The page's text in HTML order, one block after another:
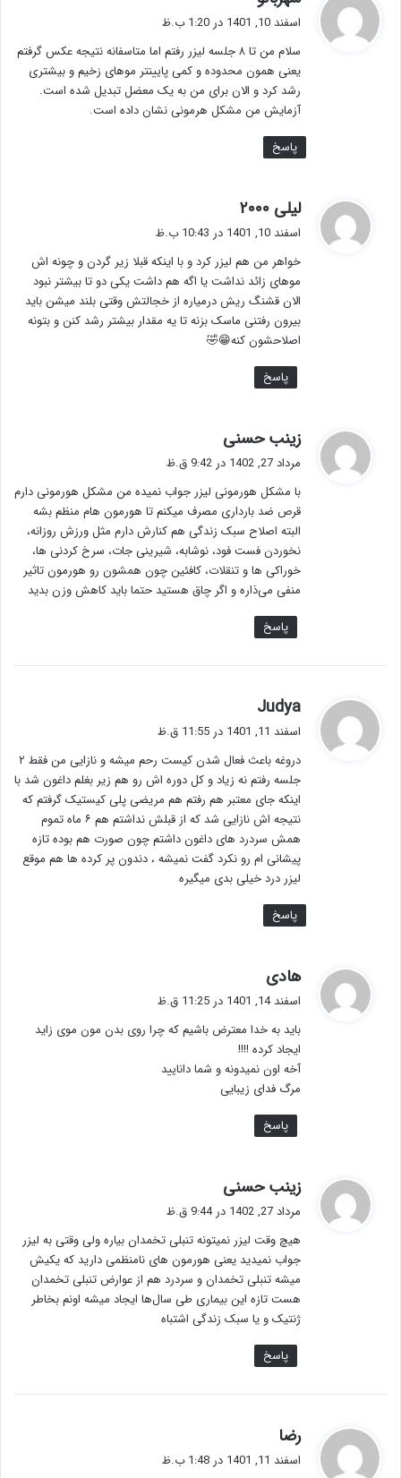
:
اسفند 10, 1401 در 1:20 ب.ظ
سلام من تا ۸ جلسه لیزر رفتم اما متاسفانه نتیجه عکس گرفتم
یعنی همون محدوده و کمی پایینتر موهای زخیم و بیشتری
رشد کرد و الان برای من به یک معضل تبدیل شده است.
آزمایش من مشکل هرمونی نشان داده است.
پاسخ
لیلی ۲۰۰۰
ف
:
اسفند 10, 1401 در 10:43 ب.ظ
خواهر من هم لیزر کرد و با اینکه قبلا زیر گردن و چونه اش
موهای زائد نداشت یا اگه هم داشت یکی دو تا بیشتر نبود
الان قشنگ ریش درمیاره از خجالتش وقتی بلند میشن باید
بیرون رفتنی ماسک بزنه تا یه مقدار بیشتر رشد کنن و بتونه
اصلاحشون کنه😁🤣
پاسخ
زینب حسنی
ت
:
مرداد 27, 1402 در 9:42 ق.ظ
با مشکل هورمونی لیزر جواب نمیده من مشکل هورمونی دارم
قرص ضد بارداری مصرف میکنم تا هورمون هام منظم بشه
البته اصلاح سبک زندگی هم کنارش دارم مثل ورزش روزانه،
نخوردن فست فود، نوشابه، شیرینی جات، سرخ کردنی ها،
خوراکی ها و تنقلات، کافئین چون همشون رو هورمون تاثیر
منفی می‌ذاره و اگر چاق هستید حتما باید کاهش وزن بدید
پاسخ
Judya
:
اسفند 11, 1401 در 11:55 ق.ظ
دروغه باعث فعال شدن کیست رحم میشه و نازایی من فقط ۲
جلسه رفتم نه زیاد و کل دوره اش رو هم زیر بغلم داغون شد با
اینکه جای معتبر هم رفتم هم مریضی پلی کیستیک گرفتم که
نتیجه اش نازایی شد که از قبلش نداشتم هم ۶ ماه تموم
همش سردرد های داغون داشتم چون صورت هم بوده تازه
پیشانی ام رو نکرد گفت نمیشه ، دندون پر کرده ها هم موقع
لیزر درد خیلی بدی میگیره
پاسخ
هادی
ف
:
اسفند 14, 1401 در 11:25 ق.ظ
باید به خدا معترض باشیم که چرا روی بدن مون موی زاید
ایجاد کرده !!!!
آخه اون نمیدونه و شما دانایید
مرگ فدای زیبایی
پاسخ
زینب حسنی
ت
:
مرداد 27, 1402 در 9:44 ق.ظ
هیچ وقت لیزر نمیتونه تنبلی تخمدان بیاره ولی وقتی به لیزر
جواب نمیدید یعنی هورمون های نامنظمی دارید که یکیش
میشه تنبلی تخمدان و سردرد هم از عوارض تنبلی تخمدان
هست تازه این بیماری طی سال‌ها ایجاد میشه اونم بخاطر
ژنتیک و یا سبک زندگی اشتباه
پاسخ
رضا
اسفند 11, 1401 در 1:48 ب.ظ